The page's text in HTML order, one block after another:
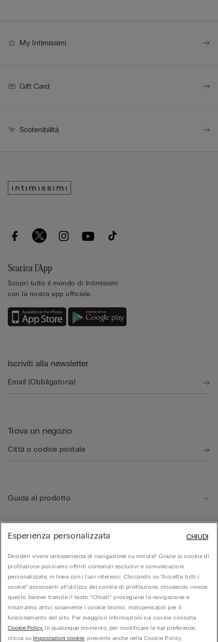
My Intimissimi
Gift Card
Sostenibilità
Scarica l’App
Scopri tutto il mondo di Intimissimi
con la nostra app ufficiale.
Iscriviti alla newsletter
Trova un negozio
Guida al prodotto
Area Legale
Corporate
© Calzedonia S.p.A | P.iva 02253210237 | Sede Legale: Malcesine (VR), Via Portici
Umberto Primo n. 5/3 | Cod. Fisc. e n.iscr. al Reg. Imprese di Verona: 01037050422 |
Esperienza personalizzata
Desideri vivere un’esperienza di navigazione su misura? Grazie ai cookie di
profilazione possiamo offrirti contenuti esclusivi e comunicazioni
personalizzate, in linea con i tuoi interessi. Cliccando su “Accetta tutti i
cookie” acconsenti all’utilizzo dei cookie di profilazione, chiudendo invece
questo banner tramite il tasto “Chiudi” proseguirai la navigazione e
rimarranno attivi solamente i cookie tecnici, indispensabili per il
funzionamento del sito. Per maggiori informazioni sui cookie consulta
Cookie Policy. In qualunque momento, per modificare le tue preferenze,
clicca suImpostazioni cookie, presente anche nella Cookie Policy.
CHIUDI